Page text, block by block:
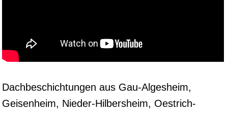
Dachbeschichtungen aus Gau-Algesheim,
Geisenheim, Nieder-Hilbersheim, Oestrich-